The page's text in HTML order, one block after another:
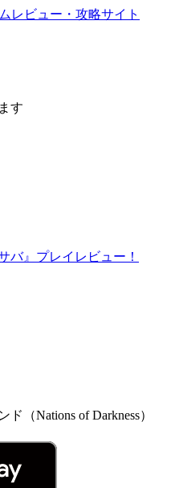
す
バ』プレイレビュー！
（Nations of Darkness）